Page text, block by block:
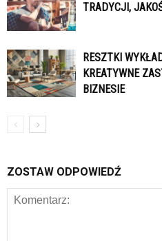
TRADYCJI,
RESZTKI
KREATYWNE
BIZNESIE
ZOSTAW ODPOWIEDŹ